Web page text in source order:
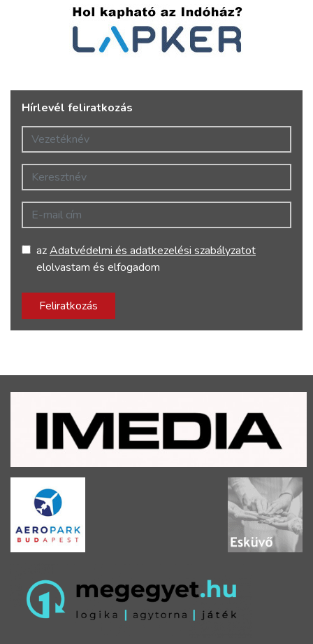
Hírlevél feliratkozás
Vezetéknév
Keresztnév
E-mail cím
azAdatvédelmi és adatkezelési szabályzatot
elolvastam és elfogadom
Feliratkozás